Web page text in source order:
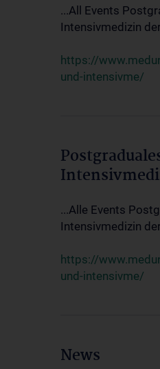
...All Events
Intensivmedizin
https://
und-intensivme/
...Alle Events
Intensivmedizin
https://
und-intensivme/
News